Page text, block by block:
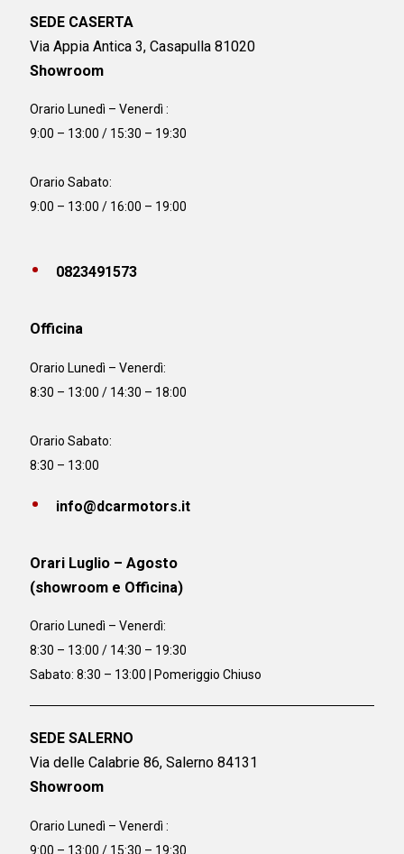
SEDE CASERTA
Via Appia Antica 3, Casapulla 81020
Showroom
Orario Lunedì – Venerdì :
9:00 – 13:00 / 15:30 – 19:30
Orario Sabato:
9:00 – 13:00 / 16:00 – 19:00
0823491573
Officina
Orario Lunedì – Venerdì:
8:30 – 13:00 / 14:30 – 18:00
Orario Sabato:
8:30 – 13:00
info@dcarmotors.it
Orari Luglio – Agosto
(showroom e Officina)
Orario Lunedì – Venerdì:
8:30 – 13:00 / 14:30 – 19:30
Sabato: 8:30 – 13:00 | Pomeriggio Chiuso
SEDE SALERNO
Via delle Calabrie 86, Salerno 84131
Showroom
Orario Lunedì – Venerdì :
9:00 – 13:00 / 15:30 – 19:30